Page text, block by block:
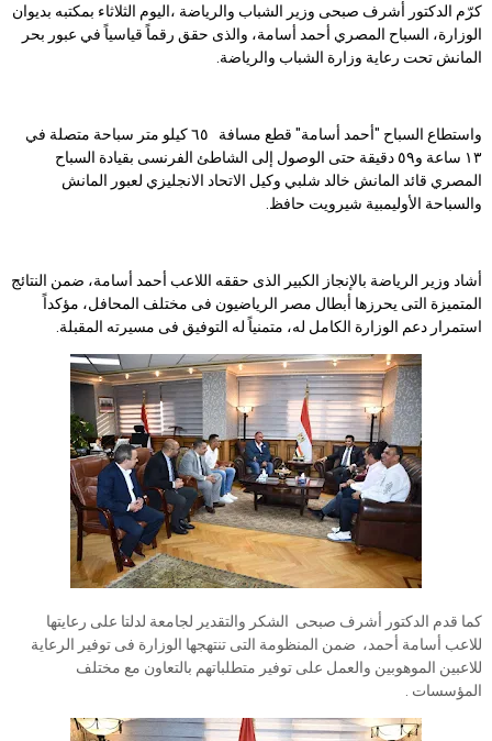
كرّم الدكتور أشرف صبحى وزير الشباب والرياضة ،اليوم الثلاثاء بمكتبه بديوان
الوزارة، السباح المصري أحمد أسامة، والذى حقق رقماً قياسياً في عبور بحر
المانش تحت رعاية وزارة الشباب والرياضة.
واستطاع السباح "أحمد أسامة" قطع مسافة ٦٥ كيلو متر سباحة متصلة في
١٣ ساعة و٥٩ دقيقة حتى الوصول إلى الشاطئ الفرنسى بقيادة السباح
المصري قائد المانش خالد شلبي وكيل الاتحاد الانجليزي لعبور المانش
والسباحة الأوليمبية شيرويت حافظ.
أشاد وزير الرياضة بالإنجاز الكبير الذى حققه اللاعب أحمد أسامة، ضمن النتائج
المتميزة التى يحرزها أبطال مصر الرياضيون فى مختلف المحافل، مؤكداً
استمرار دعم الوزارة الكامل له، متمنياً له التوفيق فى مسيرته المقبلة.
كما قدم الدكتور أشرف صبحى الشكر والتقدير لجامعة لدلتا على رعايتها
للاعب أسامة أحمد، ضمن المنظومة التى تنتهجها الوزارة فى توفير الرعاية
للاعبين الموهوبين والعمل على توفير متطلباتهم بالتعاون مع مختلف
المؤسسات .